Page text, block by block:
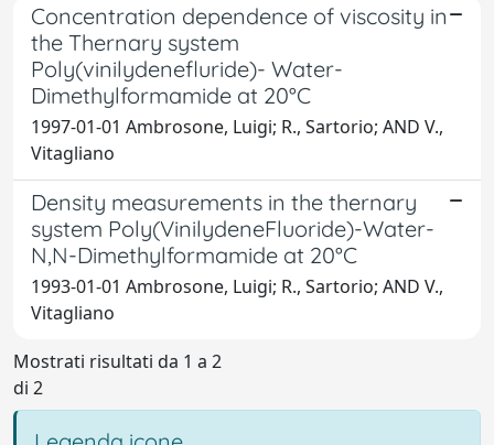
Concentration dependence of viscosity in
the Thernary system
Poly(vinilydenefluride)- Water-
Dimethylformamide at 20°C
1997-01-01 Ambrosone, Luigi; R., Sartorio; AND V.,
Vitagliano
Density measurements in the thernary
system Poly(VinilydeneFluoride)-Water-
N,N-Dimethylformamide at 20°C
1993-01-01 Ambrosone, Luigi; R., Sartorio; AND V.,
Vitagliano
Mostrati risultati da 1 a 2
di 2